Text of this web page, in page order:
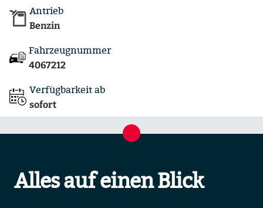
Antrieb
Benzin
Fahrzeugnummer
4067212
Verfügbarkeit ab
sofort
Alles auf einen Blick